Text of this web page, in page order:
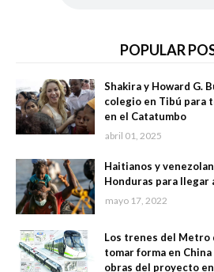
POPULAR
Shakira y Howard G.
colegio en Tibú para
en el Catatumbo
abril 01, 2025
Haitianos y
Honduras para llegar
mayo 17, 2022
Los trenes del Metro
tomar forma en
obras del proyecto